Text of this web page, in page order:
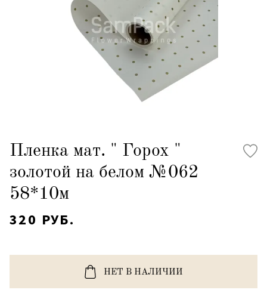
Пленка мат. " Горох "
золотой на белом №062
58*10м
320 РУБ.
НЕТ В НАЛИЧИИ